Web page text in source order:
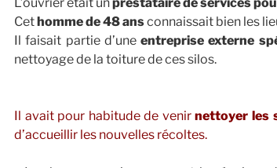
Cet homme de 48 ansconnaissait bien les
Il faisait partie d’uneentreprise externe
nettoyage de la toiture de ces silos.
Il avait pour habitude de venirnettoyer les
d’accueillir les nouvelles récoltes.